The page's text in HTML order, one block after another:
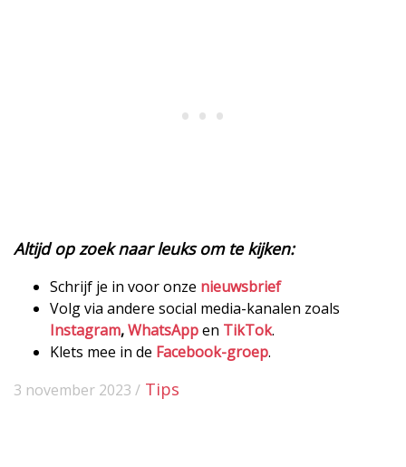
Altijd op zoek naar leuks om te kijken:
Schrijf je in voor onze nieuwsbrief
Volg via andere social media-kanalen zoals
Instagram,WhatsAppen TikTok.
Klets mee in de Facebook-groep.
3 november 2023 / Tips